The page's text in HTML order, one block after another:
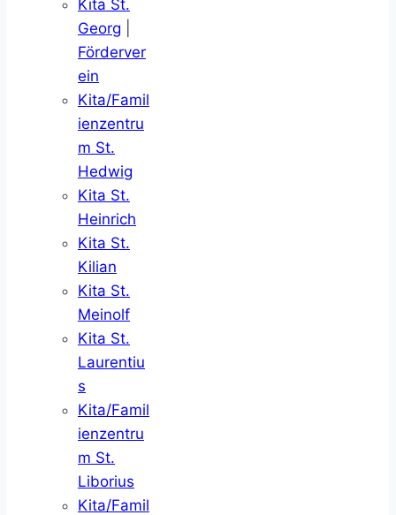
Kita St.
Georg
Förderver
ein
Kita/Famil
ienzentru
m St.
Hedwig
Kita St.
Heinrich
Kita St.
Kilian
Kita St.
Meinolf
Kita St.
Laurentiu
s
Kita/Famil
ienzentru
m St.
Liborius
Kita/Famil